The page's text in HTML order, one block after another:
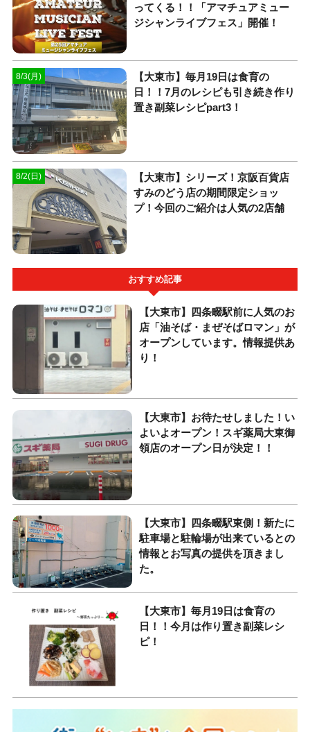
ってくる！！「アマチュアミュー
ジシャンライブフェス」開催！
8/3(月)
【大東市】毎月19日は食育の
日！！7月のレシピも引き続き作り
置き副菜レシピpart3！
8/2(日)
【大東市】シリーズ！京阪百貨店
すみのどう店の期間限定ショッ
プ！今回のご紹介は人気の2店舗
おすすめ記事
【大東市】四条畷駅前に人気のお
店「油そば・まぜそばロマン」が
オープンしています。情報提供あ
り！
【大東市】お待たせしました！い
よいよオープン！スギ薬局大東御
領店のオープン日が決定！！
【大東市】四条畷駅東側！新たに
駐車場と駐輪場が出来ているとの
情報とお写真の提供を頂きまし
た。
【大東市】毎月19日は食育の
日！！今月は作り置き副菜レシ
ピ！